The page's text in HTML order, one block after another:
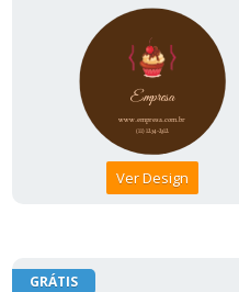
Ver Design
GRÁTIS